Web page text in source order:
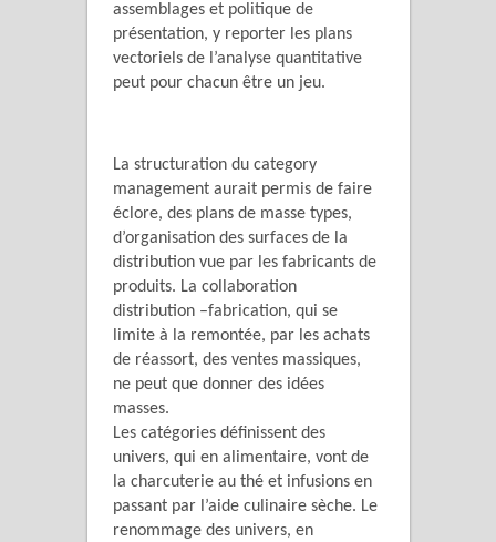
assemblages et politique de
présentation, y reporter les plans
vectoriels de l’analyse quantitative
peut pour chacun être un jeu.
La structuration du category
management aurait permis de faire
éclore, des plans de masse types,
d’organisation des surfaces de la
distribution vue par les fabricants de
produits. La collaboration
distribution –fabrication, qui se
limite à la remontée, par les achats
de réassort, des ventes massiques,
ne peut que donner des idées
masses.
Les catégories définissent des
univers, qui en alimentaire, vont de
la charcuterie au thé et infusions en
passant par l’aide culinaire sèche. Le
renommage des univers, en